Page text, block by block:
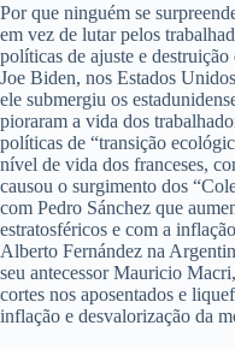
Por que ninguém se
em vez de lutar pelos
políticas de ajuste e
Joe Biden, nos Estados
ele submergiu os
pioraram a vida dos
políticas de “transição
nível de vida dos franceses,
causou o surgimento dos
com Pedro Sánchez que
estratosféricos e com a
Alberto Fernández na
seu antecessor Mauricio
cortes nos aposentados e
inflação e desvalorização da